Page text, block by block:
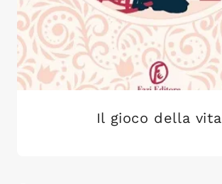
Il gioco della vita